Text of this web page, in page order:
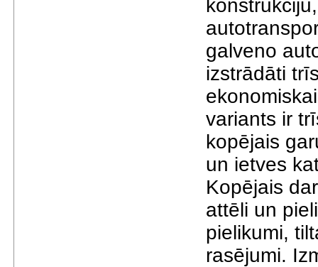
galveno
izstrādāti
variants ir
kopējais
un ietves
Kopējais
attēli un
pielikumi,
rasējumi.